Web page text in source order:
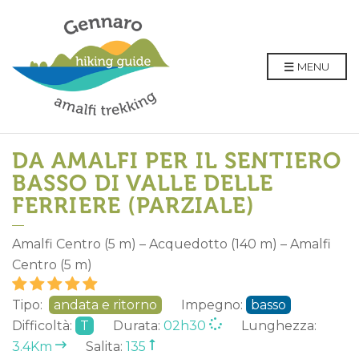
MENU
DA AMALFI PER IL SENTIERO
BASSO DI VALLE DELLE
FERRIERE (PARZIALE)
Amalfi Centro (5 m) – Acquedotto (140 m) – Amalfi
Centro (5 m)
Tipo: andata e ritorno Impegno:
basso
Difficoltà:
T Durata: 02h30
Lunghezza:
3.4Km
Salita: 135